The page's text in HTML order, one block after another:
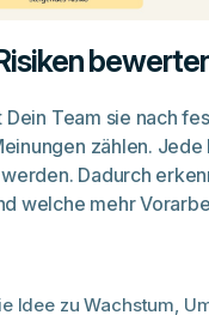
Team sie nach
zählen.
Dadurch
welche mehr
Idee zu Wachstum,